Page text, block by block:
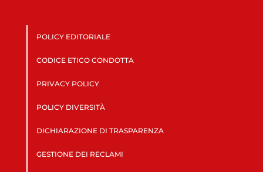
POLICY EDITORIALE
CODICE ETICO CONDOTTA
PRIVACY POLICY
POLICY DIVERSITÀ
DICHIARAZIONE DI TRASPARENZA
GESTIONE DEI RECLAMI